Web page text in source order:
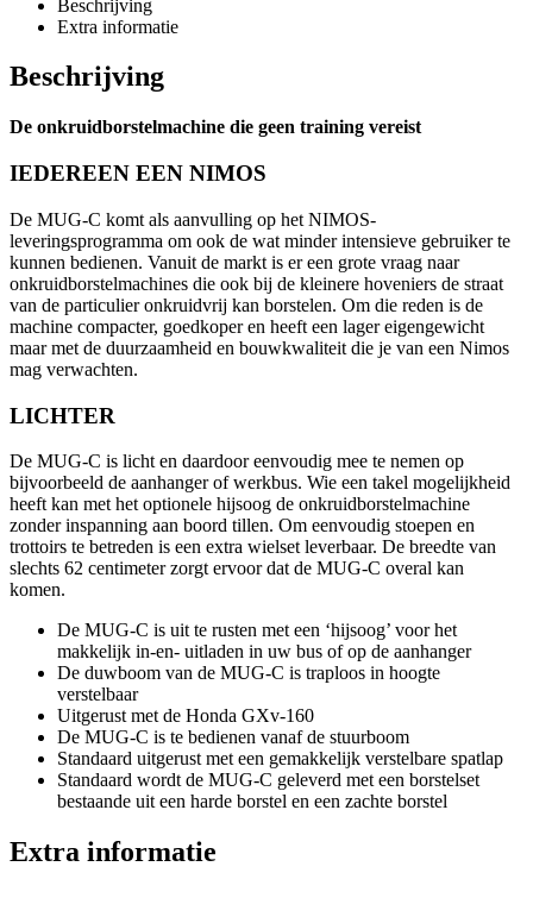
Beschrijving
Extra informatie
Beschrijving
De onkruidborstelmachine die geen training vereist
IEDEREEN EEN NIMOS
De MUG-C komt als aanvulling op het NIMOS-
leveringsprogramma om ook de wat minder intensieve gebruiker te
kunnen bedienen. Vanuit de markt is er een grote vraag naar
onkruidborstelmachines die ook bij de kleinere hoveniers de straat
van de particulier onkruidvrij kan borstelen. Om die reden is de
machine compacter, goedkoper en heeft een lager eigengewicht
maar met de duurzaamheid en bouwkwaliteit die je van een Nimos
mag verwachten.
LICHTER
De MUG-C is licht en daardoor eenvoudig mee te nemen op
bijvoorbeeld de aanhanger of werkbus. Wie een takel mogelijkheid
heeft kan met het optionele hijsoog de onkruidborstelmachine
zonder inspanning aan boord tillen. Om eenvoudig stoepen en
trottoirs te betreden is een extra wielset leverbaar. De breedte van
slechts 62 centimeter zorgt ervoor dat de MUG-C overal kan
komen.
De MUG-C is uit te rusten met een ‘hijsoog’ voor het
makkelijk in-en- uitladen in uw bus of op de aanhanger
De duwboom van de MUG-C is traploos in hoogte
verstelbaar
Uitgerust met de Honda GXv-160
De MUG-C is te bedienen vanaf de stuurboom
Standaard uitgerust met een gemakkelijk verstelbare spatlap
Standaard wordt de MUG-C geleverd met een borstelset
bestaande uit een harde borstel en een zachte borstel
Extra informatie